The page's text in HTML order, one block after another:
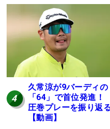
4
久常涼が9バーディの
「64」で首位発進！
圧巻プレーを振り返
【動画】